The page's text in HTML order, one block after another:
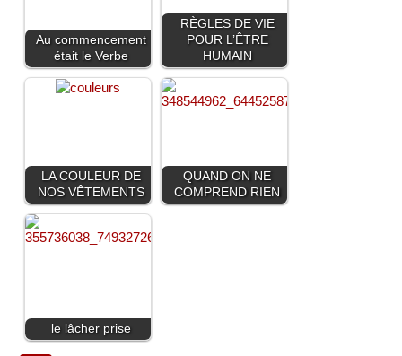
Au commencement
était le Verbe
RÈGLES DE VIE
POUR L’ÊTRE
HUMAIN
LA COULEUR DE
NOS VÊTEMENTS
QUAND ON NE
COMPREND RIEN
le lâcher prise